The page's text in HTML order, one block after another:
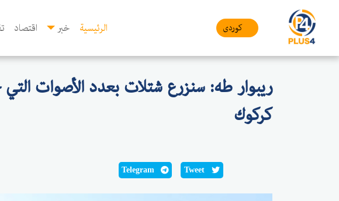
کوردی الرئيسية خبر اقتصاد
ريبوار طه: سنزرع شتلات بعدد الأصوات التي
كركوك
Tweet
Telegram